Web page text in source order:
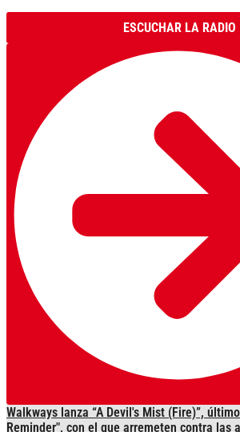
ESCUCHAR LA RADIO
Walkways lanza “A Devil's Mist (Fire)”,
Reminder", con el que arremeten contra las